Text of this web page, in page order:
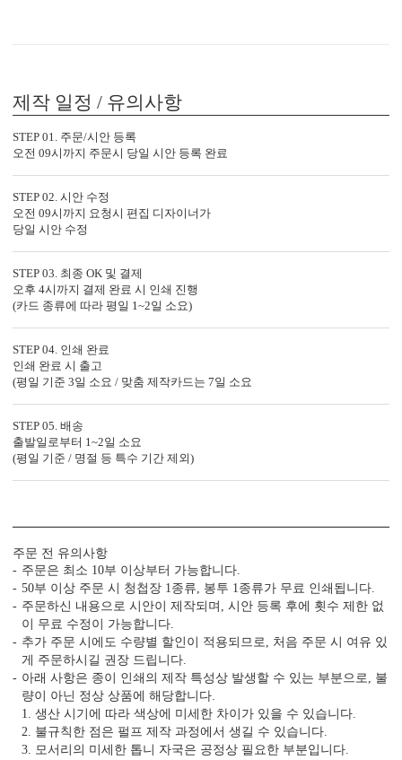
수 있습니다.
컬러 봉투
JEINA160의 제작 공정
특별한 당신과의 만남을 준비하는
JEINA160의 제작 공법을 확인하세요.
제작 일정 / 유의사항
STEP 01. 주문/시안 등록
오전 09시까지 주문시 당일 시안 등록 완료
STEP 02. 시안 수정
오전 09시까지 요청시 편집 디자이너가
당일 시안 수정
STEP 03. 최종 OK 및 결제
오후 4시까지 결제 완료 시 인쇄 진행
(카드 종류에 따라 평일 1~2일 소요)
STEP 04. 인쇄 완료
인쇄 완료 시 출고
(평일 기준 3일 소요 / 맞춤 제작카드는 7일 소요
STEP 05. 배송
출발일로부터 1~2일 소요
(평일 기준 / 명절 등 특수 기간 제외)
주문 전 유의사항
주문은 최소 10부 이상부터 가능합니다.
50부 이상 주문 시 청첩장 1종류, 봉투 1종류가 무료 인쇄됩니다.
주문하신 내용으로 시안이 제작되며, 시안 등록 후에 횟수 제한 없
이 무료 수정이 가능합니다.
추가 주문 시에도 수량별 할인이 적용되므로, 처음 주문 시 여유 있
게 주문하시길 권장 드립니다.
아래 사항은 종이 인쇄의 제작 특성상 발생할 수 있는 부분으로, 불
량이 아닌 정상 상품에 해당합니다.
1. 생산 시기에 따라 색상에 미세한 차이가 있을 수 있습니다.
2. 불규칙한 점은 펄프 제작 과정에서 생길 수 있습니다.
3. 모서리의 미세한 톱니 자국은 공정상 필요한 부분입니다.